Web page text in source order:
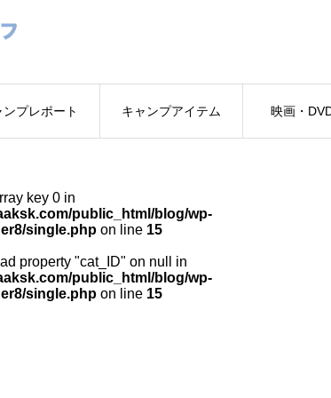
ンプレポート キャンプアイテム 映画・
key 0 in
public_html/blog/wp-
single.php on line 15
property "cat_ID" on null in
public_html/blog/wp-
single.php on line 15